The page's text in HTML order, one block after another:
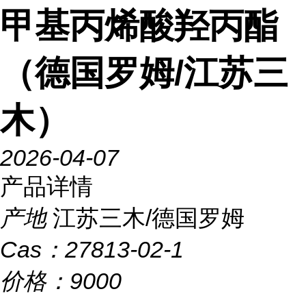
甲基丙烯酸羟丙酯
（德国罗姆/江苏三
木）
2026-04-07
产品详情
产地 江苏三木/德国罗姆
Cas： 27813-02-1
价格： 9000